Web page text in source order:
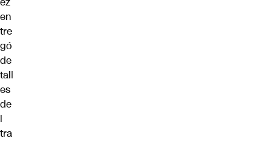
en
tre
gó
de
tall
es
de
l
tra